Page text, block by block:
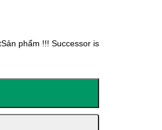
phẩm !!! Successor is